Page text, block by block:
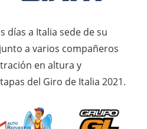
días a Italia sede de su
a varios compañeros
en altura y
del Giro de Italia 2021.